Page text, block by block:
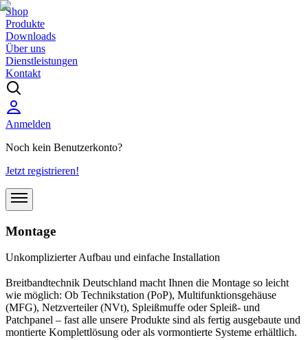
Shop
Produkte
Downloads
Über uns
Dienstleistungen
Kontakt
Anmelden
Noch kein Benutzerkonto?
Jetzt registrieren!
Montage
Unkomplizierter Aufbau und einfache Installation
Breitbandtechnik Deutschland macht Ihnen die Montage so leicht
wie möglich: Ob Technikstation (PoP), Multifunktionsgehäuse
(MFG), Netzverteiler (NVt), Spleißmuffe oder Spleiß- und
Patchpanel – fast alle unsere Produkte sind als fertig ausgebaute und
montierte Komplettlösung oder als vormontierte Systeme erhältlich.